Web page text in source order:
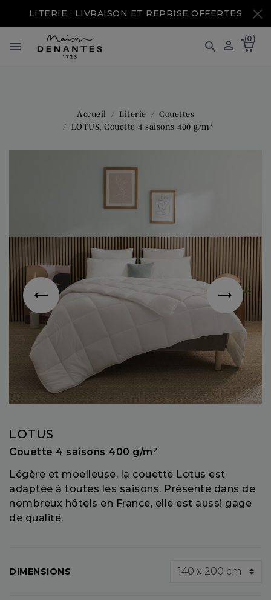
LITERIE : LIVRAISON ET REPRISE OFFERTES
  (0)

Accueil Literie
Couettes
LOTUS, Couette 4 saisons 400 g/m²
LOTUS
Couette 4 saisons 400 g/m²
Légère et moelleuse, la couette Lotus est
adaptée à toutes les saisons. Présente dans de
nombreux hôtels en France, elle est aussi gage
de qualité.
DIMENSIONS